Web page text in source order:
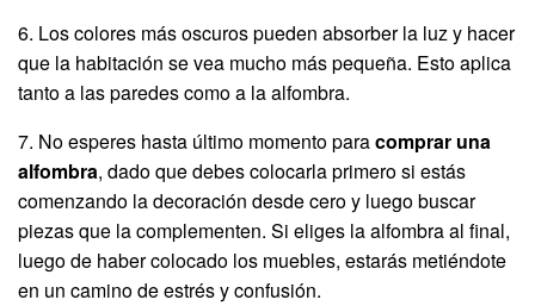
6. Los colores más oscuros pueden absorber la luz y hacer
que la habitación se vea mucho más pequeña. Esto aplica
tanto a las paredes como a la alfombra.
7. No esperes hasta último momento paracomprar una
alfombra, dado que debes colocarla primero si estás
comenzando la decoración desde cero y luego buscar
piezas que la complementen. Si eliges la alfombra al final,
luego de haber colocado los muebles, estarás metiéndote
en un camino de estrés y confusión.